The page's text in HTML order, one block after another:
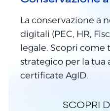
La conservazione a
digitali (PEC, HR,
legale. Scopri come
strategico per la tua
certificate AgID.
SCOPRI